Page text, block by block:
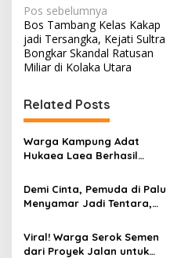
N
a
v
i
g
a
s
i
p
o
s
Pos sebelumnya
Bos Tambang Kelas Kakap
jadi Tersangka, Kejati Sultra
Bongkar Skandal Ratusan
Miliar di Kolaka Utara
Related Posts
Warga Kampung Adat
Hukaea Laea Berhasil
Resahkan Ternak dan
Warga
Demi Cinta, Pemuda di Palu
Menyamar Jadi Tentara,
Suneo”
Viral! Warga Serok Semen
dari Proyek Jalan untuk